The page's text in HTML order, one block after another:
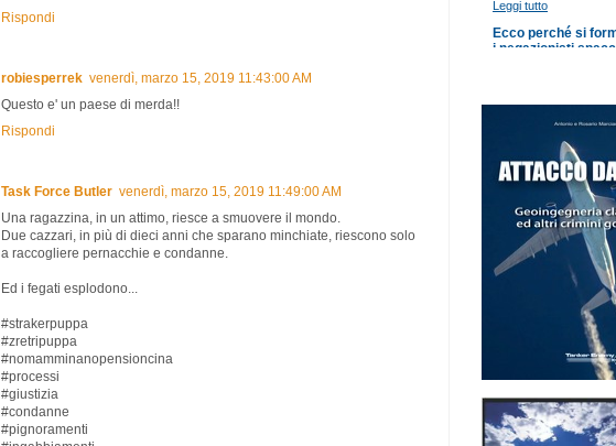
Rispondi
robiesperrek venerdì, marzo 15, 2019 11:43:00 AM
Questo e' un paese di merda!!
Rispondi
Task Force Butler venerdì, marzo 15, 2019 11:49:00 AM
Una ragazzina, in un attimo, riesce a smuovere il mondo.
Due cazzari, in più di dieci anni che sparano minchiate, riescono solo
a raccogliere pernacchie e condanne.
Ed i fegati esplodono...
#strakerpuppa
#zretripuppa
#nomamminanopensioncina
#processi
#giustizia
#condanne
#pignoramenti